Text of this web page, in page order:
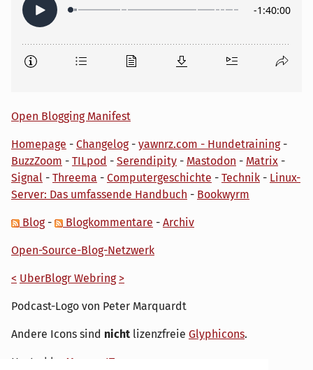
Open Blogging Manifest
Homepage - Changelog- yawnrz.com - Hundetraining-
BuzzZoom - TILpod - Serendipity - Mastodon - Matrix -
Signal - Threema - Computergeschichte - Technik - Linux-
Server: Das umfassende Handbuch - Bookwyrm
Blog- Blogkommentare - Archiv
Open-Source-Blog-Netzwerk
< UberBlogr Webring >
Podcast-Logo von Peter Marquardt
Andere Icons sind nicht lizenzfreie Glyphicons.
Hosted by My own IT.